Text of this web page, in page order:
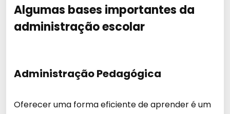
Algumas bases importantes da
administração escolar
Administração Pedagógica
Oferecer uma forma eficiente de aprender é um